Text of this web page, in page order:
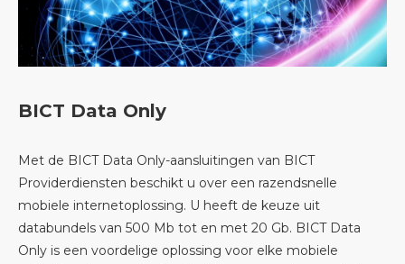
BICT Data Only
Met de BICT Data Only-aansluitingen van BICT
Providerdiensten beschikt u over een razendsnelle
mobiele internetoplossing. U heeft de keuze uit
databundels van 500 Mb tot en met 20 Gb. BICT Data
Only is een voordelige oplossing voor elke mobiele